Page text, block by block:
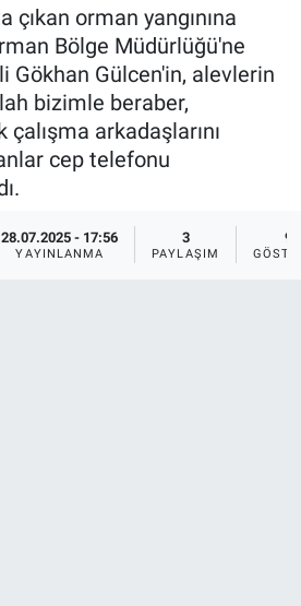
orman yangınına
Bölge Müdürlüğü'ne
Gökhan Gülcen'in, alevlerin
bizimle beraber,
çalışma arkadaşlarını
cep telefonu
28.07.2025 - 17:56
YAYINLANMA
3
PAYLAŞIM
9